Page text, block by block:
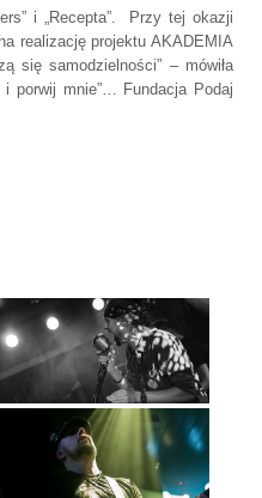
i „Recepta”. Przy tej okazji
realizację projektu AKADEMIA
się samodzielności” – mówiła
i porwij mnie”… Fundacja Podaj